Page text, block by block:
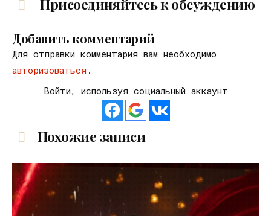
Присоединяйтесь к обсуждению
Добавить комментарий
Для отправки комментария вам необходимо
авторизоваться .
Войти, используя социальный аккаунт
Похожие записи